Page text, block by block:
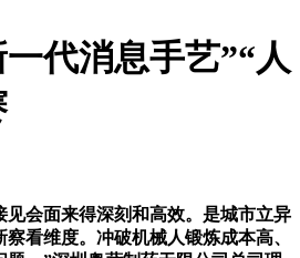
代消息手艺”“人
会面来得深刻和高效。是城市立异
看维度。冲破机械人锻炼成本高、